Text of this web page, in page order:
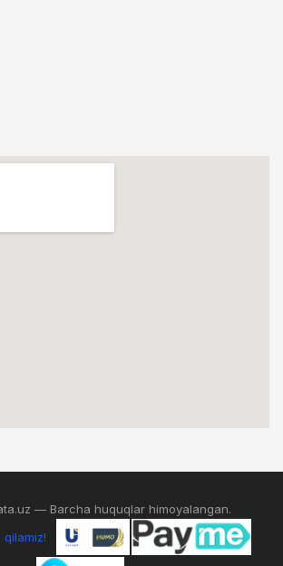
— Barcha huquqlar himoyalangan.